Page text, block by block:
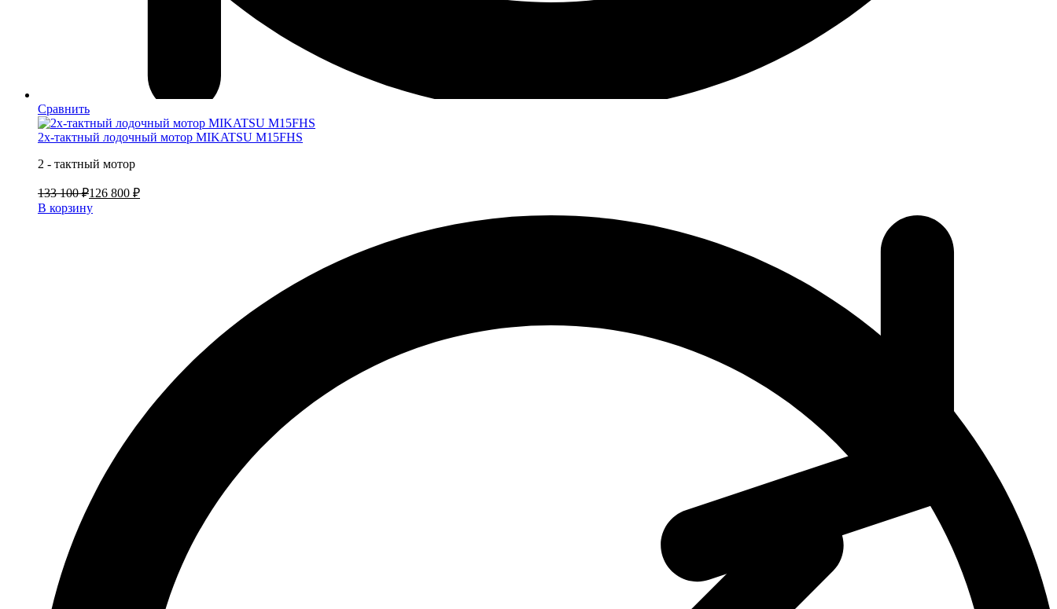
Сравнить
2х-тактный лодочный мотор MIKATSU M15FHS
2 - тактный мотор
133 100 ₽126 800 ₽
В корзину